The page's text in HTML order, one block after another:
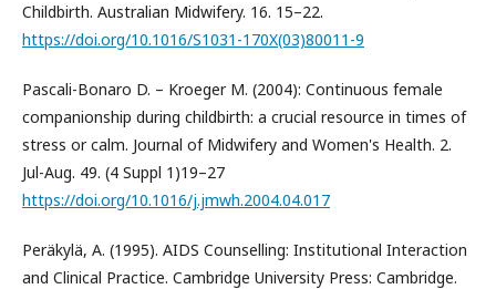
Childbirth. Australian Midwifery. 16. 15–22.
https://doi.org/10.1016/S1031-170X(03)80011-9
Pascali-Bonaro D. – Kroeger M. (2004): Continuous female
companionship during childbirth: a crucial resource in times of
stress or calm. Journal of Midwifery and Women's Health. 2.
Jul-Aug. 49. (4 Suppl 1)19–27
https://doi.org/10.1016/j.jmwh.2004.04.017
Peräkylä, A. (1995). AIDS Counselling: Institutional Interaction
and Clinical Practice. Cambridge University Press: Cambridge.